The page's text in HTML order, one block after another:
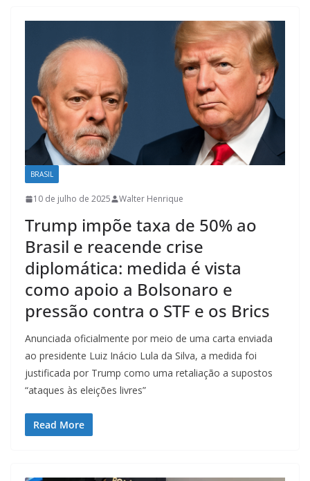
BRASIL
10 de julho de 2025 Walter Henrique
Trump impõe taxa de 50% ao
Brasil e reacende crise
diplomática: medida é vista
como apoio a Bolsonaro e
pressão contra o STF e os Brics
Anunciada oficialmente por meio de uma carta enviada
ao presidente Luiz Inácio Lula da Silva, a medida foi
justificada por Trump como uma retaliação a supostos
“ataques às eleições livres”
Read More